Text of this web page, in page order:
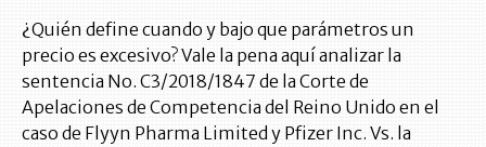
¿Quién define cuando y bajo que parámetros un
precio es excesivo? Vale la pena aquí analizar la
sentencia No. C3/2018/1847 de la Corte de
Apelaciones de Competencia del Reino Unido en el
caso de Flyyn Pharma Limited y Pfizer Inc. Vs. la